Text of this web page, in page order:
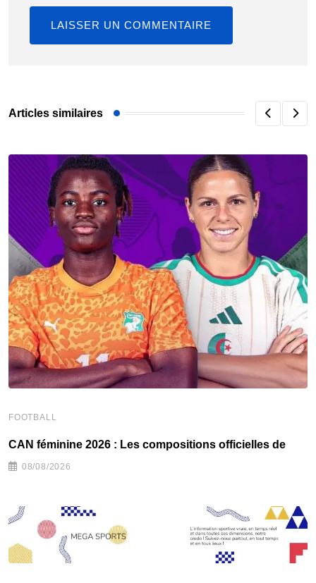
Articles similaires
FOOTBALL
‎CAN féminine 2026 : Les compositions officielles de
08/08/2026